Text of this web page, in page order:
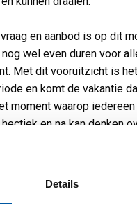
Details
en aanbod is op dit
wel even duren voor
Met dit vooruitzicht is
en komt de vakantie
moment waarop
en na kan denken
vakantie. Tegelijkertijd
productgroep